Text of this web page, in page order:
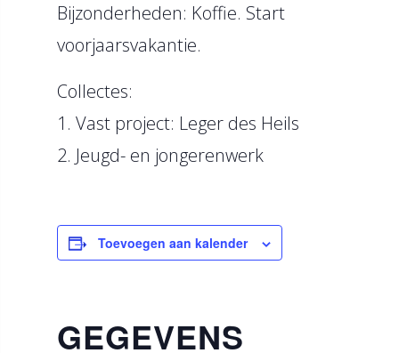
Bijzonderheden: Koffie. Start
voorjaarsvakantie.
Collectes:
1. Vast project: Leger des Heils
2. Jeugd- en jongerenwerk
Toevoegen aan kalender
GEGEVENS